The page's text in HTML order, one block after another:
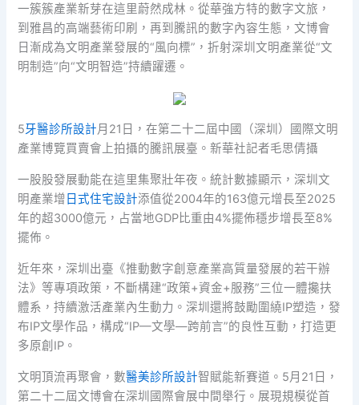
一簇簇產業新芽在這里蔚然成林。從華強方特的數字文旅，
到雅昌的高端藝術印刷，再到騰訊的數字內容生態，文博會
日漸成為文明產業發展的“風向標”，折射深圳文明產業從“文
明制造”向“文明智造”持續躍遷。
5牙醫診所設計月21日，在第二十二屆中國（深圳）國際文明
產業博覽買賣會上拍攝的騰訊展臺。新華社記者毛思倩攝
一股股發展動能在這里集聚壯年夜。統計數據顯示，深圳文
明產業增 日式住宅設計添值從2004年的163億元增長至2025
年的超3000億元，占當地GDP比重由4%擺佈穩步增長至8%
擺佈。
近年來，深圳出臺《推動數字創意產業高質量發展的若干辦
法》等專項政策，不斷構建“政策+資金+服務”三位一體攙扶
體系，持續激活產業內生動力。深圳還將鼓勵圍繞IP塑造，發
布IP文學作品，構成“IP—文學—跨前言”的良性互動，打造更
多原創IP。
文明頂流再聚會，數醫美診所設計智賦能新賽道。5月21日，
第二十二屆文博會在深圳國際會展中間舉行。展現規模從首